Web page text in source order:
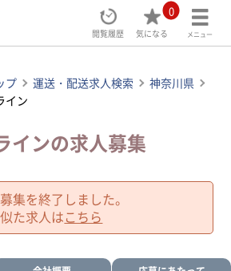
閲覧履歴
0
気になる メニュー
プ 運送・配送求人検索
神奈川県
イン
インの求人募集
集を終了しました。
た求人はこちら